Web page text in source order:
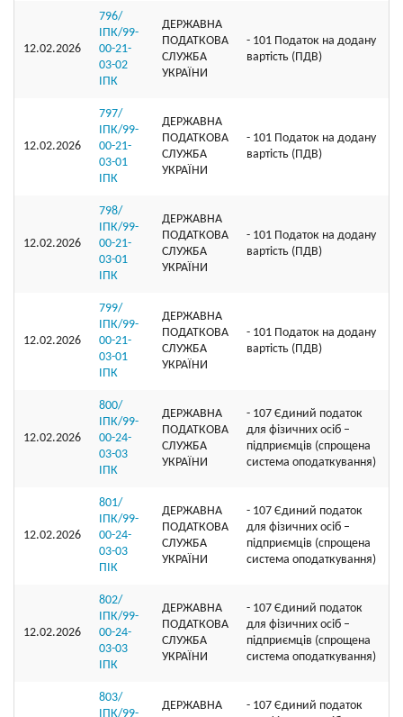
12.02.2026
796/
ІПК/99-
00-21-
03-02
ІПК
ДЕРЖАВНА
ПОДАТКОВА
СЛУЖБА
УКРАЇНИ
- 101 Податок на додану
вартість (ПДВ)
12.02.2026
797/
ІПК/99-
00-21-
03-01
ІПК
ДЕРЖАВНА
ПОДАТКОВА
СЛУЖБА
УКРАЇНИ
- 101 Податок на додану
вартість (ПДВ)
12.02.2026
798/
ІПК/99-
00-21-
03-01
ІПК
ДЕРЖАВНА
ПОДАТКОВА
СЛУЖБА
УКРАЇНИ
- 101 Податок на додану
вартість (ПДВ)
12.02.2026
799/
ІПК/99-
00-21-
03-01
ІПК
ДЕРЖАВНА
ПОДАТКОВА
СЛУЖБА
УКРАЇНИ
- 101 Податок на додану
вартість (ПДВ)
12.02.2026
800/
ІПК/99-
00-24-
03-03
ІПК
ДЕРЖАВНА
ПОДАТКОВА
СЛУЖБА
УКРАЇНИ
- 107 Єдиний податок
для фізичних осіб –
підприємців (спрощена
система оподаткування)
12.02.2026
801/
ІПК/99-
00-24-
03-03
ПІК
ДЕРЖАВНА
ПОДАТКОВА
СЛУЖБА
УКРАЇНИ
- 107 Єдиний податок
для фізичних осіб –
підприємців (спрощена
система оподаткування)
12.02.2026
802/
ІПК/99-
00-24-
03-03
ІПК
ДЕРЖАВНА
ПОДАТКОВА
СЛУЖБА
УКРАЇНИ
- 107 Єдиний податок
для фізичних осіб –
підприємців (спрощена
система оподаткування)
803/
ІПК/99-
ДЕРЖАВНА
- 107 Єдиний податок